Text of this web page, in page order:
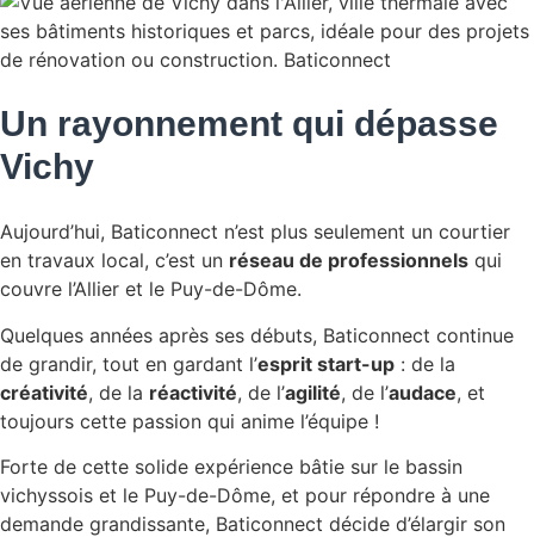
Un rayonnement qui dépasse
Vichy
Aujourd’hui, Baticonnect n’est plus seulement un courtier
en travaux local, c’est un réseau de professionnels qui
couvre l’Allier et le Puy-de-Dôme.
Quelques années après ses débuts, Baticonnect continue
de grandir, tout en gardant l’esprit start-up : de la
créativité, de la réactivité, de l’agilité, de l’audace, et
toujours cette passion qui anime l’équipe !
Forte de cette solide expérience bâtie sur le bassin
vichyssois et le Puy-de-Dôme, et pour répondre à une
demande grandissante, Baticonnect décide d’élargir son